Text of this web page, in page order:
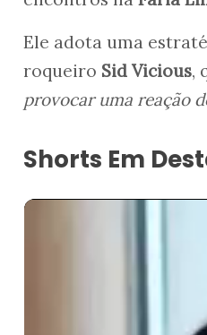
Facebook
Linkedin
Ele adota uma
roqueiro Sid Vicious,
provocar uma reação
Shorts Em